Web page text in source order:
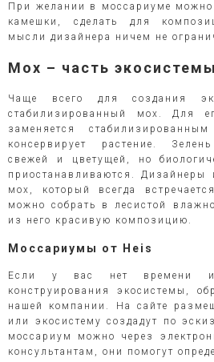
При желании в моссариуме
камешки, сделать для
мысли дизайнера ничем не
Мох – часть экосистемы
Чаще всего для создания
стабилизированный мох. Для
заменяется
консервирует растение.
свежей и цветущей, но
приостанавливаются.
мох, который всегда
можно собрать в лесистой
из него красивую композицию.
Моссариумы от Heis
Если у вас нет времени и
конструирования экосистемы,
нашей компании. На сайте
или экосистему создадут по
моссариум можно через
консультантам, они помогут